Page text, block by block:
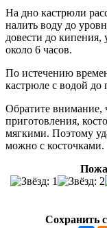
На дно кастрюли
налить воду до
довести до кипения,
около 6 часов.
По истечению
кастрюле с водой до
Обратите внимание,
приготовления,
мягкими. Поэтому
можно с косточками.
Сохранить